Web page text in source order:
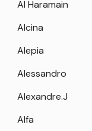
Al Haramain
Alcina
Alepia
Alessandro
Alexandre.J
Alfa